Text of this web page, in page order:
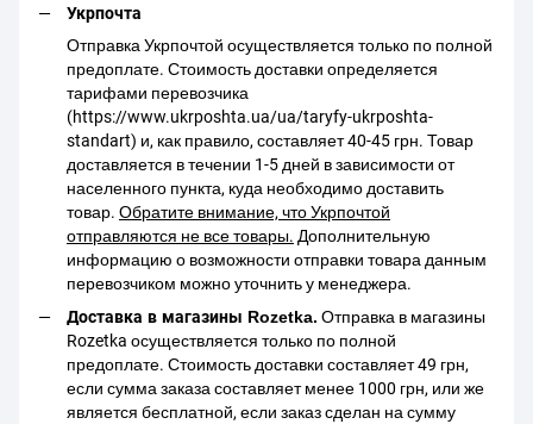
Укрпочта
Отправка Укрпочтой осуществляется только по полной
предоплате. Стоимость доставки определяется
тарифами перевозчика
(https://www.ukrposhta.ua/ua/taryfy-ukrposhta-
standart) и, как правило, составляет 40-45 грн. Товар
доставляется в течении 1-5 дней в зависимости от
населенного пункта, куда необходимо доставить
товар. Обратите внимание, что Укрпочтой
отправляются не все товары. Дополнительную
информацию о возможности отправки товара данным
перевозчиком можно уточнить у менеджера.
Доставка в магазины Rozetka. Отправка в магазины
Rozetka осуществляется только по полной
предоплате. Стоимость доставки составляет 49 грн,
если сумма заказа составляет менее 1000 грн, или же
является бесплатной, если заказ сделан на сумму